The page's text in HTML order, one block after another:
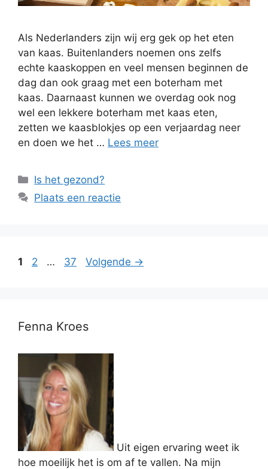
Als Nederlanders zijn wij erg gek op het eten
van kaas. Buitenlanders noemen ons zelfs
echte kaaskoppen en veel mensen beginnen de
dag dan ook graag met een boterham met
kaas. Daarnaast kunnen we overdag ook nog
wel een lekkere boterham met kaas eten,
zetten we kaasblokjes op een verjaardag neer
en doen we het … Lees meer
Categorieën
Is het gezond?
Plaats een reactie
Pagina
1 Pagina
2 … Pagina
37 Volgende →
Fenna Kroes
Uit eigen ervaring weet ik
hoe moeilijk het is om af te vallen. Na mijn